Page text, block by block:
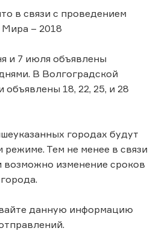
в связи с проведением
Мира – 2018
и 7 июля объявлены
В Волгоградской
18, 22, 25, и 28
городах будут
режиме. Тем не менее в связи
изменение сроков
данную информацию